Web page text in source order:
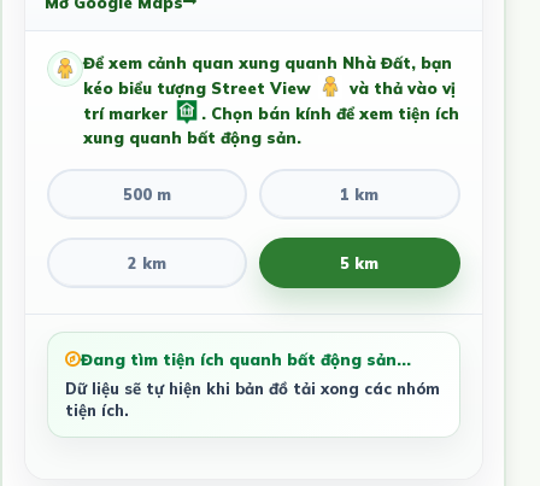
Để xem cảnh quan xung quanh Nhà Đất, bạn
kéo biểu tượng Street View
và thả vào vị
trí marker
. Chọn bán kính để xem tiện ích
xung quanh bất động sản.
500 m 1 km
2 km 5 km
Đang tìm tiện ích quanh bất động sản...
Dữ liệu sẽ tự hiện khi bản đồ tải xong các nhóm
tiện ích.